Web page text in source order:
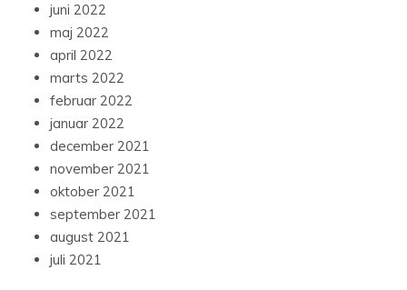
juni 2022
maj 2022
april 2022
marts 2022
februar 2022
januar 2022
december 2021
november 2021
oktober 2021
september 2021
august 2021
juli 2021